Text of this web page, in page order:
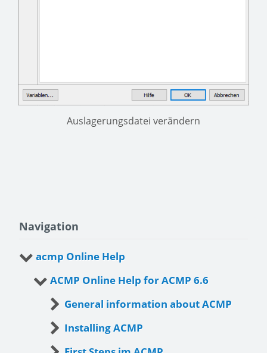
Auslagerungsdatei verändern
Navigation
acmp Online Help
ACMP Online Help for ACMP 6.6
General information about ACMP
Installing ACMP